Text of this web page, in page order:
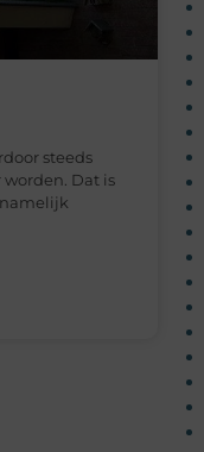
steeds
Dat is